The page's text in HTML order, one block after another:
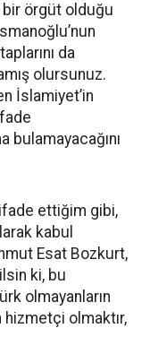
bir örgüt olduğu
da
olursunuz.
İslamiyet’in
bulamayacağını
ettiğim gibi,
kabul
Esat Bozkurt,
ki, bu
olmayanların
hizmetçi olmaktır,